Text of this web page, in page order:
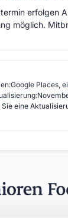
erfolgen
möglich.
Google Places,
eine